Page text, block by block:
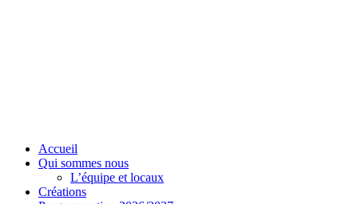
Accueil
Qui sommes nous
L’équipe et locaux
Créations